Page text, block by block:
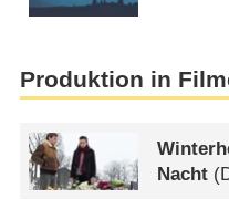
Produktion in
Nacht (